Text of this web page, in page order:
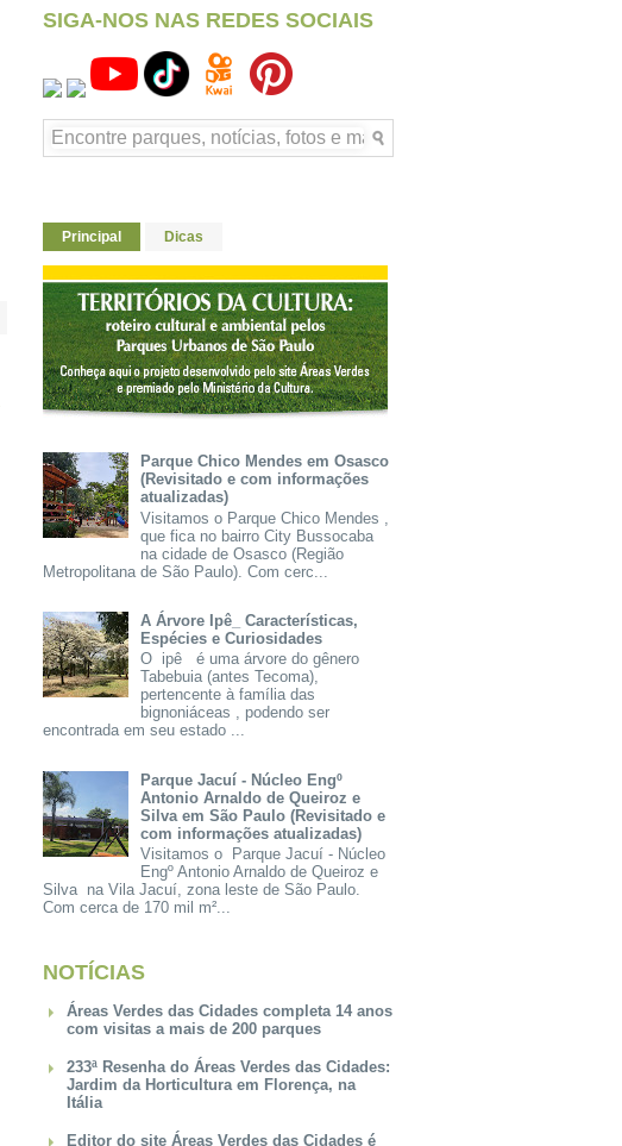
SIGA-NOS NAS REDES SOCIAIS
Principal Dicas
Parque Chico Mendes em Osasco
(Revisitado e com informações
atualizadas)
Visitamos o Parque Chico Mendes ,
que fica no bairro City Bussocaba
na cidade de Osasco (Região
Metropolitana de São Paulo). Com cerc...
A Árvore Ipê_ Características,
Espécies e Curiosidades
O ipê é uma árvore do gênero
Tabebuia (antes Tecoma),
pertencente à família das
bignoniáceas , podendo ser
encontrada em seu estado ...
Parque Jacuí - Núcleo Engº
Antonio Arnaldo de Queiroz e
Silva em São Paulo (Revisitado e
com informações atualizadas)
Visitamos o Parque Jacuí - Núcleo
Engº Antonio Arnaldo de Queiroz e
Silva na Vila Jacuí, zona leste de São Paulo.
Com cerca de 170 mil m²...
NOTÍCIAS
Áreas Verdes das Cidades completa 14 anos
com visitas a mais de 200 parques
233ª Resenha do Áreas Verdes das Cidades:
Jardim da Horticultura em Florença, na
Itália
Editor do site Áreas Verdes das Cidades é